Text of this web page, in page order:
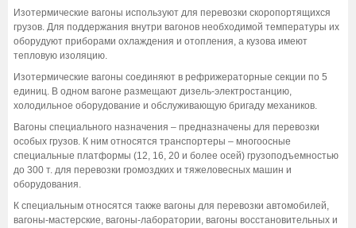
Изотермические вагоны используют для перевозки скоропортящихся
грузов. Для поддержания внутри вагонов необходимой температуры их
оборудуют приборами охлаждения и отопления, а кузова имеют
тепловую изоляцию.
Изотермические вагоны соединяют в рефрижераторные секции по 5
единиц. В одном вагоне размещают дизель-электростанцию,
холодильное оборудование и обслуживающую бригаду механиков.
Вагоны специального назначения – предназначены для перевозки
особых грузов. К ним относятся транспортеры – многоосные
специальные платформы (12, 16, 20 и более осей) грузоподъемностью
до 300 т. для перевозки громоздких и тяжеловесных машин и
оборудования.
К специальным относятся также вагоны для перевозки автомобилей,
вагоны-мастерские, вагоны-лаборатории, вагоны восстановительных и